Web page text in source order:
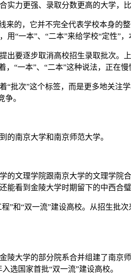
力更强、录取分数更高的大学，
的，它并不完全代表学校本身的
“一本”、“二本”来给学校“定性”，
要逐步取消高校招生录取批次。
“一本”、“二本”这种说法，正在慢
批次”这个标签，而是更多地关注
争。
的南京大学和南京师范大学。
文理学院跟南京大学的文理学院
看到金陵大学时期留下的中西合
”和“双一流”建设高校。从招生
大学的部分院系合并组建了南京
选国家首批“双一流”建设高校。